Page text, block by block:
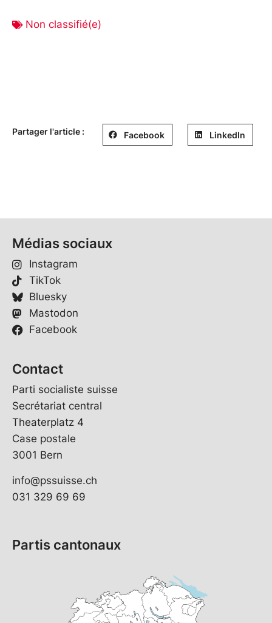
Non classifié(e)
Partager l'article : Facebook LinkedIn
Médias sociaux
Instagram
TikTok
Bluesky
Mastodon
Facebook
Contact
Parti socialiste suisse
Secrétariat central
Theaterplatz 4
Case postale
3001 Bern
info@pssuisse.ch
031 329 69 69
Partis cantonaux